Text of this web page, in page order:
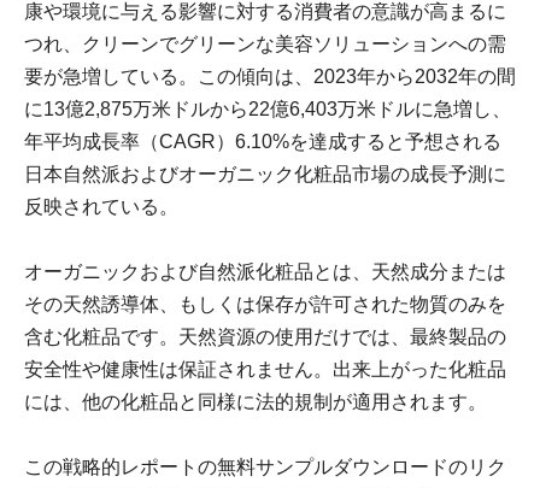
康や環境に与える影響に対する消費者の意識が高まるに
つれ、クリーンでグリーンな美容ソリューションへの需
要が急増している。この傾向は、2023年から2032年の間
に13億2,875万米ドルから22億6,403万米ドルに急増し、
年平均成長率（CAGR）6.10%を達成すると予想される
日本自然派およびオーガニック化粧品市場の成長予測に
反映されている。
オーガニックおよび自然派化粧品とは、天然成分または
その天然誘導体、もしくは保存が許可された物質のみを
含む化粧品です。天然資源の使用だけでは、最終製品の
安全性や健康性は保証されません。出来上がった化粧品
には、他の化粧品と同様に法的規制が適用されます。
この戦略的レポートの無料サンプルダウンロードのリク